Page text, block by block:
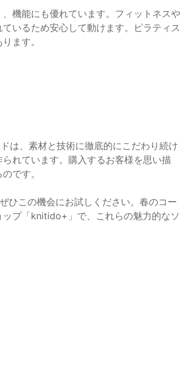
機能にも優れています。フィットネスや
いるため安心して動けます。ピラティス
ます。
は、素材と技術に徹底的にこだわり続け
れています。購入するお客様を思い描
です。
ひこの機会にお試しください。春のコー
プ「knitido+」で、これらの魅力的なソ